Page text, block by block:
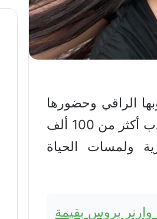
الراقي وحضورها
اللافت على منصة إنستغرام، حيث نجحت في جذب أكثر من 100 ألف
ولمسات الحياة
وارنر بروس بقيمة